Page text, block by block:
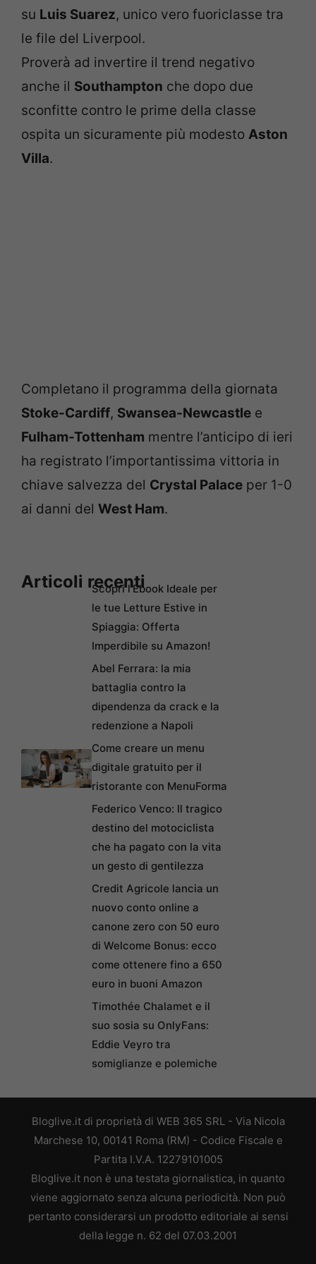
su Luis Suarez, unico vero fuoriclasse tra
le file del Liverpool.
Proverà ad invertire il trend negativo
anche il Southampton che dopo due
sconfitte contro le prime della classe
ospita un sicuramente più modesto Aston
Villa.
Completano il programma della giornata
Stoke-Cardiff, Swansea-Newcastle e
Fulham-Tottenham mentre l’anticipo di ieri
ha registrato l’importantissima vittoria in
chiave salvezza del Crystal Palace per 1-0
ai danni del West Ham.
Articoli recentiScopri l’Ebook Ideale per
le tue Letture Estive in
Spiaggia: Offerta
Imperdibile su Amazon!
Abel Ferrara: la mia
battaglia contro la
dipendenza da crack e la
redenzione a Napoli
Come creare un menu
digitale gratuito per il
ristorante con MenuForma
Federico Venco: Il tragico
destino del motociclista
che ha pagato con la vita
un gesto di gentilezza
Credit Agricole lancia un
nuovo conto online a
canone zero con 50 euro
di Welcome Bonus: ecco
come ottenere fino a 650
euro in buoni Amazon
Timothée Chalamet e il
suo sosia su OnlyFans:
Eddie Veyro tra
somiglianze e polemiche
Bloglive.it di proprietà di WEB 365 SRL - Via Nicola
Marchese 10, 00141 Roma (RM) - Codice Fiscale e
Partita I.V.A. 12279101005
Bloglive.it non è una testata giornalistica, in quanto
viene aggiornato senza alcuna periodicità. Non può
pertanto considerarsi un prodotto editoriale ai sensi
della legge n. 62 del 07.03.2001